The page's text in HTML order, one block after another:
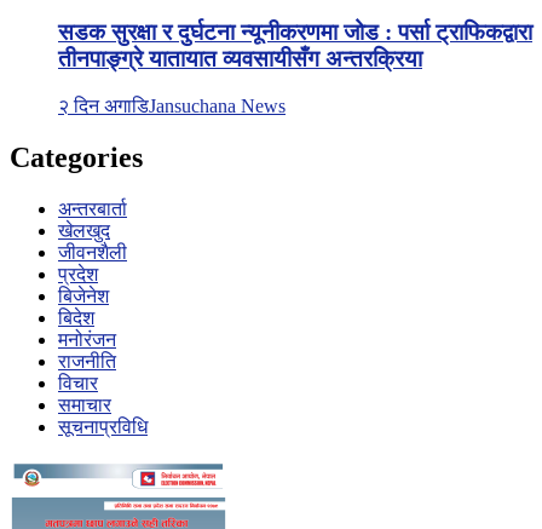
सडक सुरक्षा र दुर्घटना न्यूनीकरणमा जोड : पर्सा ट्राफिकद्वारा
तीनपाङ्ग्रे यातायात व्यवसायीसँग अन्तरक्रिया
२ दिन अगाडिJansuchana News
Categories
अन्तरबार्ता
खेलखुद
जीवनशैली
प्रदेश
बिजेनेश
बिदेश
मनोरंजन
राजनीति
विचार
समाचार
सूचनाप्रविधि